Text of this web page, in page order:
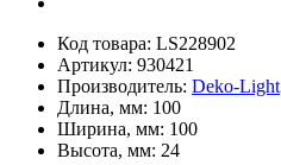
Код товара: LS228902
Артикул: 930421
Производитель: Deko-Light
Длина, мм: 100
Ширина, мм: 100
Высота, мм: 24